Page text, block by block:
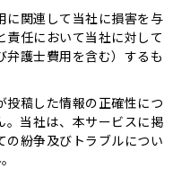
に関連して当社に損害を与
責任において当社に対して
弁護士費用を含む）するも
投稿した情報の正確性につ
。当社は、本サービスに掲
の紛争及びトラブルについ